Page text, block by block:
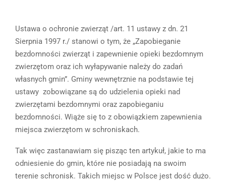
Ustawa o ochronie zwierząt /art. 11 ustawy z dn. 21
Sierpnia 1997 r./ stanowi o tym, że „Zapobieganie
bezdomności zwierząt i zapewnienie opieki bezdomnym
zwierzętom oraz ich wyłapywanie należy do zadań
własnych gmin”. Gminy wewnętrznie na podstawie tej
ustawy zobowiązane są do udzielenia opieki nad
zwierzętami bezdomnymi oraz zapobieganiu
bezdomności. Wiąże się to z obowiązkiem zapewnienia
miejsca zwierzętom w schroniskach.
Tak więc zastanawiam się pisząc ten artykuł, jakie to ma
odniesienie do gmin, które nie posiadają na swoim
terenie schronisk. Takich miejsc w Polsce jest dość dużo.